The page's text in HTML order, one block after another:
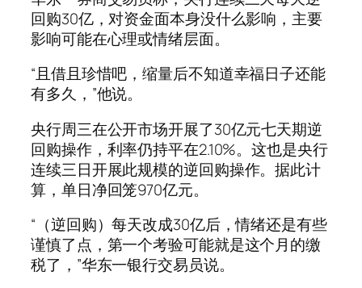
回购30亿，对资金面本身没什么影响，主要
影响可能在心理或情绪层面。
“且借且珍惜吧，缩量后不知道幸福日子还能
有多久，”他说。
央行周三在公开市场开展了30亿元七天期逆
回购操作，利率仍持平在2.10%。这也是央行
连续三日开展此规模的逆回购操作。据此计
算，单日净回笼970亿元。
“（逆回购）每天改成30亿后，情绪还是有些
谨慎了点，第一个考验可能就是这个月的缴
税了，”华东一银行交易员说。